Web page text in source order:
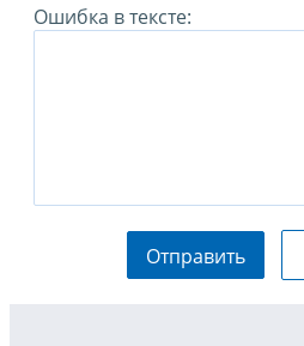
Ошибка в тексте:
Отправить